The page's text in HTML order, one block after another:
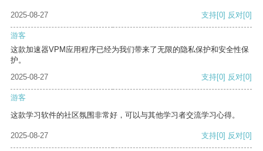
2025-08-27 支持[0] 反对[0]
游客
这款加速器VPM应用程序已经为我们带来了无限的隐私保护和安全性保
护。
2025-08-27
支持[0] 反对[0]
游客
这款学习软件的社区氛围非常好，可以与其他学习者交流学习心得。
2025-08-27 支持[0] 反对[0]